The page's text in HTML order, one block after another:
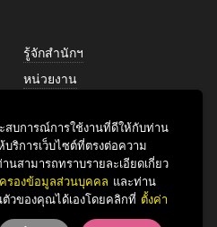
รู้จักสำนักฯ
หน่วยงาน
บริการของเรา
ติดต่อเรา
Instagram TikTok
สบการณ์การใช้งานที่ดีให้กับท่าน
ริการเว็บไซต์ที่ตรงต่อความ
สามารถทราบรายละเอียดเกี่ยว
รองข้อมูลส่วนบุคคล และท่าน
วของคุณได้เองโดยคลิกที่ ตั้งค่า